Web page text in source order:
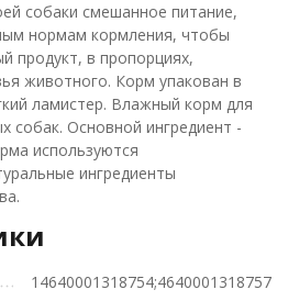
собаки смешанное питание,
нормам кормления, чтобы
продукт, в пропорциях,
животного. Корм упакован в
ламистер. Влажный корм для
собак. Основной ингредиент -
используются
ингредиенты
14640001318754;4640001318757